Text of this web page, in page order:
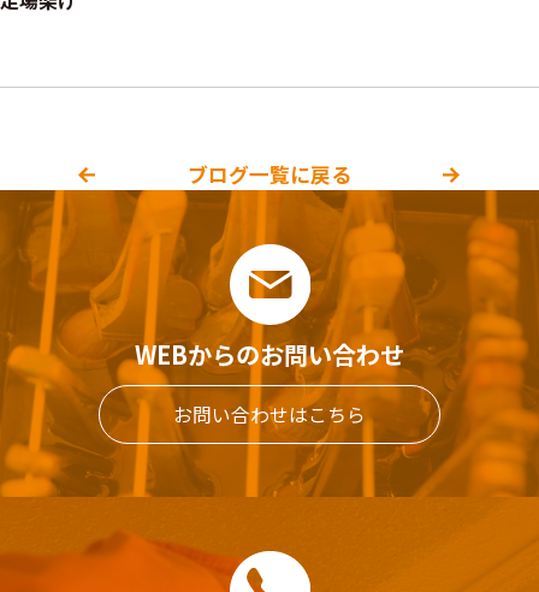
ブログ一覧に戻る
WEBからのお問い合わせ
お問い合わせはこちら